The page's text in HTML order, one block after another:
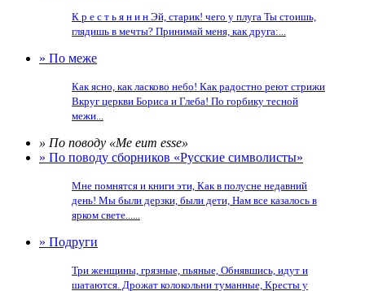
К р е с т ь я н и н Эй, старик! чего у плуга Ты стоишь,
глядишь в мечты? Принимай меня, как друга:...
» По меже
Как ясно, как ласково небо! Как радостно реют стрижи
Вкруг церкви Бориса и Глеба! По горбику тесной
межи...
» По поводу «Me eum esse»
» По поводу сборников «Русские символисты»
Мне помнятся и книги эти, Как в полусне недавний
день! Мы были дерзки, были дети, Нам все казалось в
ярком свете......
» Подруги
Три женщины, грязные, пьяные, Обнявшись, идут и
шатаются. Дрожат колокольни туманные, Кресты у